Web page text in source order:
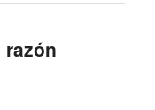
razón